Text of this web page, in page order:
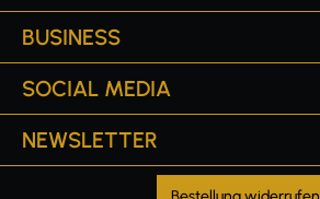
BUSINESS
SOCIAL MEDIA
NEWSLETTER